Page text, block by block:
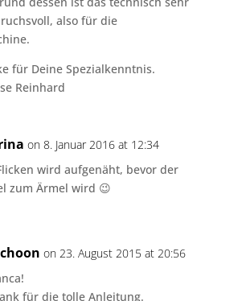
also für die
für Deine Spezialkenntnis.
Reinhard
on 8. Januar 2016 at 12:34
wird aufgenäht, bevor der
zum Ärmel wird 😉
on 23. August 2015 at 20:56
für die tolle Anleitung.